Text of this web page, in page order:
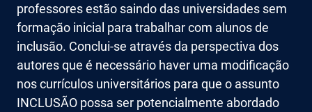
professores estão saindo das universidades sem
formação inicial para trabalhar com alunos de
inclusão. Conclui-se através da perspectiva dos
autores que é necessário haver uma modificação
nos currículos universitários para que o assunto
INCLUSÃO possa ser potencialmente abordado